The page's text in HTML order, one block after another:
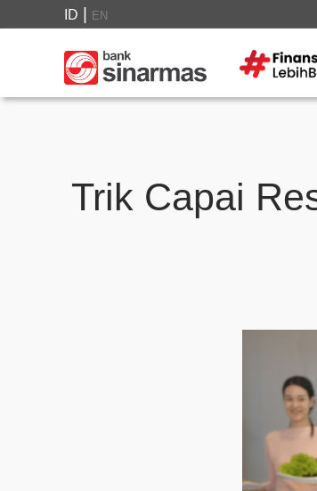
ID EN
Trik Capai